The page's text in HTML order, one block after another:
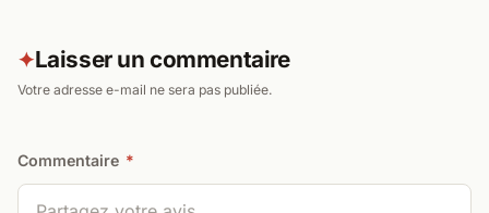
✦Laisser un commentaire
Votre adresse e-mail ne sera pas publiée.
Commentaire *